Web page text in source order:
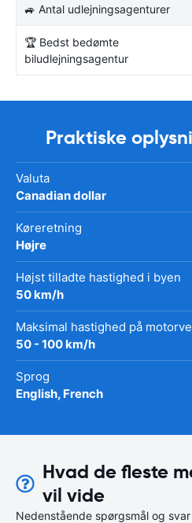
🚙 Antal udlejningsagenturer
🏆 Bedst bedømte
biludlejningsagentur
Praktiske
Valuta
Canadian dollar
Køreretning
Højre
Højst tilladte hastighed i byen
50 km/h
Maksimal hastighed på
50 - 100 km/h
Sprog
English, French
Hvad de fleste
vil vide
Nedenstående spørgsmål og